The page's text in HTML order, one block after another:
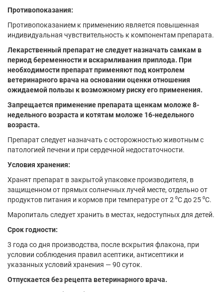
Противопоказания:
Противопоказанием к применению является повышенная
индивидуальная чувствительность к компонентам препарата.
Лекарственный препарат не следует назначать самкам в
период беременности и вскармливания приплода. При
необходимости препарат применяют под контролем
ветеринарного врача на основании оценки отношения
ожидаемой пользы к возможному риску его применения.
Запрещается применение препарата щенкам моложе 8-
недельного возраста и котятам моложе 16-недельного
возраста.
Препарат следует назначать с осторожностью животным с
патологией печени и при сердечной недостаточности.
Условия хранения:
Хранят препарат в закрытой упаковке производителя, в
защищенном от прямых солнечных лучей месте, отдельно от
продуктов питания и кормов при температуре от 2 ⁰С до 25 ⁰С.
Маропиталь следует хранить в местах, недоступных для детей.
Срок годности:
3 года со дня производства, после вскрытия флакона, при
условии соблюдения правил асептики, антисептики и
указанных условий хранения — 90 суток.
Отпускается без рецепта ветеринарного врача.